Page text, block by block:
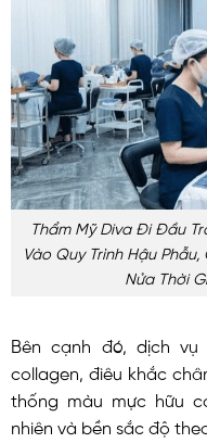
Thẩm Mỹ Diva Đi Đầu
Vào Quy Trình Hậu
Nửa Thời
Bên cạnh đó, dịch
collagen, điêu khắc
thống màu mực hữu
nhiên và bền sắc độ